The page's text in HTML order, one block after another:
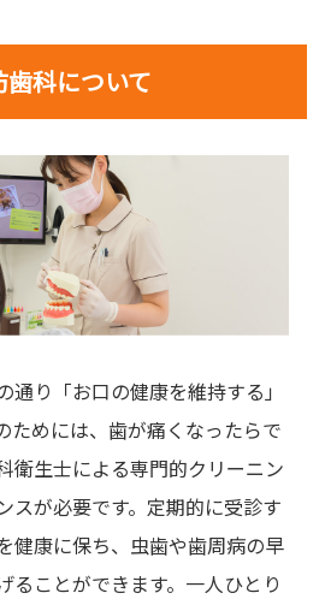
歯科について
通り「お口の健康を維持する」
ためには、歯が痛くなったらで
衛生士による専門的クリーニン
スが必要です。定期的に受診す
健康に保ち、虫歯や歯周病の早
ることができます。一人ひとり